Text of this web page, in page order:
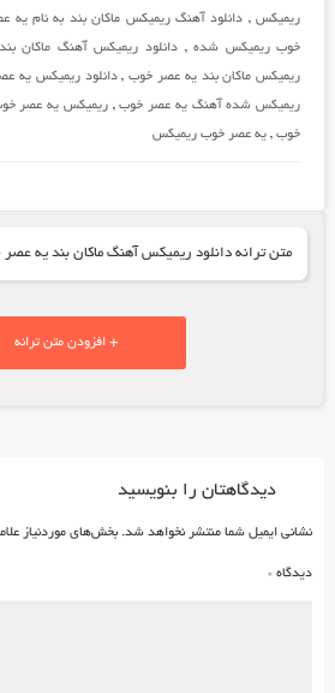
ریمیکس, دانلود آهنگ ریمیکس ماکان بند به نام یه
خوب ریمیکس شده,دانلود ریمیکس آهنگ ماکان
ریمیکس ماکان بند یه عصر خوب,دانلود ریمیکس یه
ریمیکس شده آهنگ یه عصر خوب,ریمیکس یه عصر
خوب, یه عصر خوب ریمیکس
متن ترانه دانلود ریمیکس آهنگ ماکان بند یه
+ افزودن متن ترانه
دیدگاهتان را بنویسید
نشانی ایمیل شما منتشر نخواهد شد. بخش‌های موردنیاز
دیدگاه *